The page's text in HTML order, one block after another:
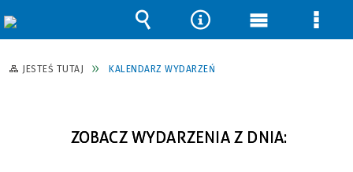
JESTEŚ TUTAJ KALENDARZ WYDARZEŃ
ZOBACZ WYDARZENIA Z DNIA:
Wyszukiwarka
Narzędzia
Menu Menu